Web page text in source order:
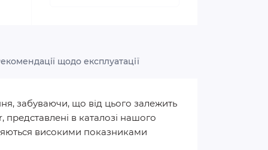
щодо експлуатації
забуваючи, що від цього залежить
в каталозі нашого
високими показниками